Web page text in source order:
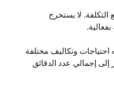
لا يستخرج
مكالمة قصيرة يوميًا لديه احتياجات وتكاليف مختلفة
إلى إجمالي عدد الدقائق